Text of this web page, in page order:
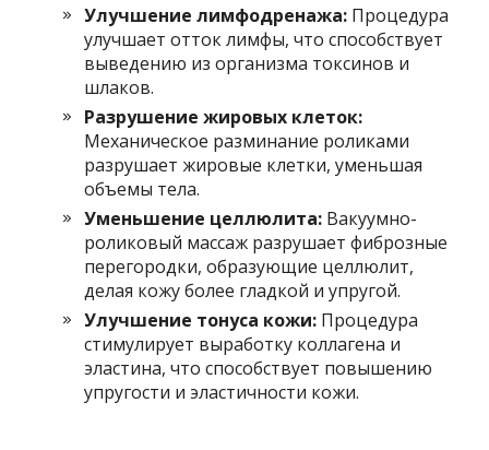
Улучшение лимфодренажа: Процедура
улучшает отток лимфы, что способствует
выведению из организма токсинов и
шлаков.
Разрушение жировых клеток:
Механическое разминание роликами
разрушает жировые клетки, уменьшая
объемы тела.
Уменьшение целлюлита: Вакуумно-
роликовый массаж разрушает фиброзные
перегородки, образующие целлюлит,
делая кожу более гладкой и упругой.
Улучшение тонуса кожи: Процедура
стимулирует выработку коллагена и
эластина, что способствует повышению
упругости и эластичности кожи.